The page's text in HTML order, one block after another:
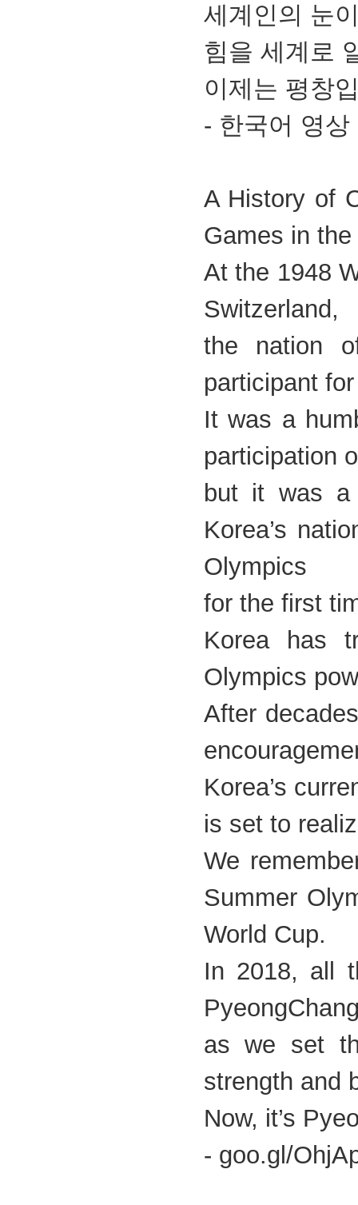
세계인의 눈
힘을 세계로
이제는 평창
- 한국어 영
A History of
Games in
At the 1948
Switzerland,
the nation
participant
It was a
participation
but it was a
Korea’s
Olympics
for the first
Korea has
Olympics
After
Korea’s
is set to
We
Summer
World Cup.
In 2018, all
as we set
strength and
Now, it’s
- goo.gl/